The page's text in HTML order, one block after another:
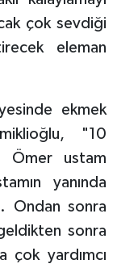
çok sevdiği
eleman
ekmek
"10
Ömer ustam
yanında
Ondan sonra
sonra
çok yardımcı